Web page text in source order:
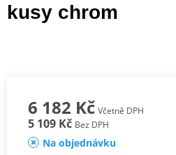
kusy chrom
6 182 Kč Včetně DPH
5 109 Kč Bez DPH
Na objednávku